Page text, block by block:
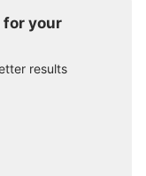
for your
results